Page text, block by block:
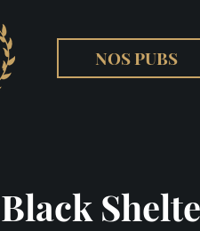
NOS PUBS
Black